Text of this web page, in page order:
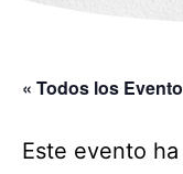
« Todos los
Este evento ha